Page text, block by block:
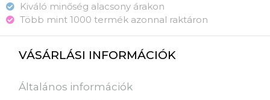
Kiváló minőség alacsony árakon
Több mint 1000 termék azonnal raktáron
VÁSÁRLÁSI INFORMÁCIÓK
Általános információk